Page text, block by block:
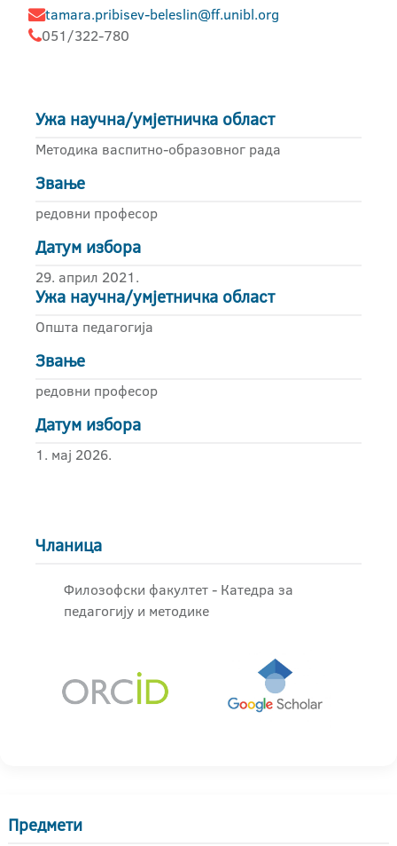
tamara.pribisev-beleslin@ff.unibl.org
051/322-780
Ужа научна/умјетничка област
Методика васпитно-образовног рада
Звање
редовни професор
Датум избора
29. април 2021.
Ужа научна/умјетничка област
Општа педагогија
Звање
редовни професор
Датум избора
1. мај 2026.
Чланица
Филозофски факултет - Катедра за
педагогију и методике
Предмети